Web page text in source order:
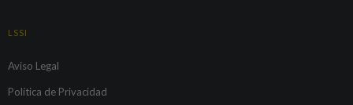
LSSI
Aviso Legal
Política de Privacidad